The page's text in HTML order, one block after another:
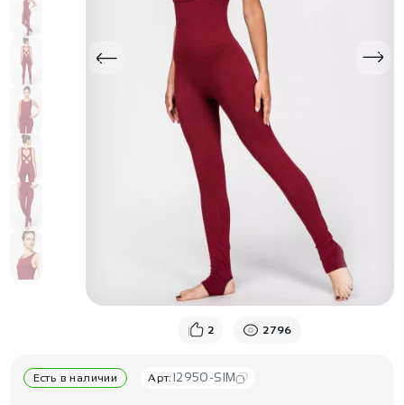
2 2796
Есть в наличии Арт: 12950-SIM